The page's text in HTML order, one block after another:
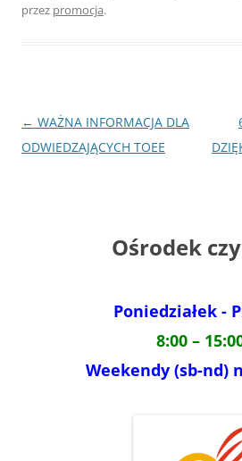
przez promocja.
Nawigacja
wpisu
← WAŻNA INFORMACJA DLA
ODWIEDZAJĄCYCH TOEE
Ośrodek
Poniedziałek -
8:00 –
Weekendy (sb-nd)